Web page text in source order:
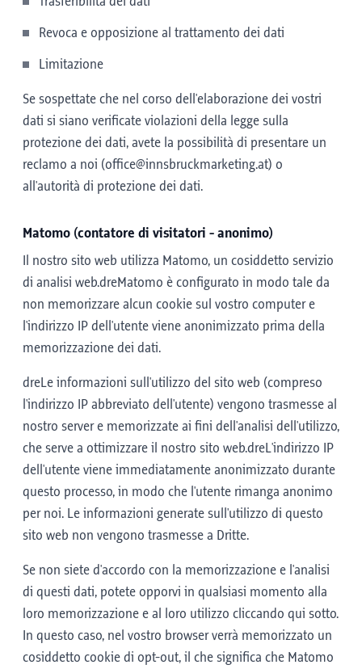
Revoca e opposizione al trattamento dei dati
Limitazione
Se sospettate che nel corso dell'elaborazione dei vostri
dati si siano verificate violazioni della legge sulla
protezione dei dati, avete la possibilità di presentare un
reclamo a noi (office@innsbruckmarketing.at) o
all'autorità di protezione dei dati.
Matomo (contatore di visitatori - anonimo)
Il nostro sito web utilizza Matomo, un cosiddetto servizio
di analisi web.dreMatomo è configurato in modo tale da
non memorizzare alcun cookie sul vostro computer e
l'indirizzo IP dell'utente viene anonimizzato prima della
memorizzazione dei dati.
dreLe informazioni sull'utilizzo del sito web (compreso
l'indirizzo IP abbreviato dell'utente) vengono trasmesse al
nostro server e memorizzate ai fini dell'analisi dell'utilizzo,
che serve a ottimizzare il nostro sito web.dreL'indirizzo IP
dell'utente viene immediatamente anonimizzato durante
questo processo, in modo che l'utente rimanga anonimo
per noi. Le informazioni generate sull'utilizzo di questo
sito web non vengono trasmesse a Dritte.
Se non siete d'accordo con la memorizzazione e l'analisi
di questi dati, potete opporvi in qualsiasi momento alla
loro memorizzazione e al loro utilizzo cliccando qui sotto.
In questo caso, nel vostro browser verrà memorizzato un
cosiddetto cookie di opt-out, il che significa che Matomo